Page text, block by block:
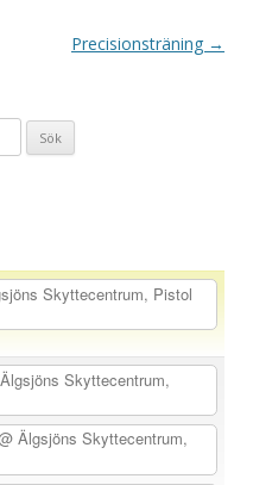
Precisionsträning →
Skyttecentrum, Pistol
Skyttecentrum,
Älgsjöns Skyttecentrum,